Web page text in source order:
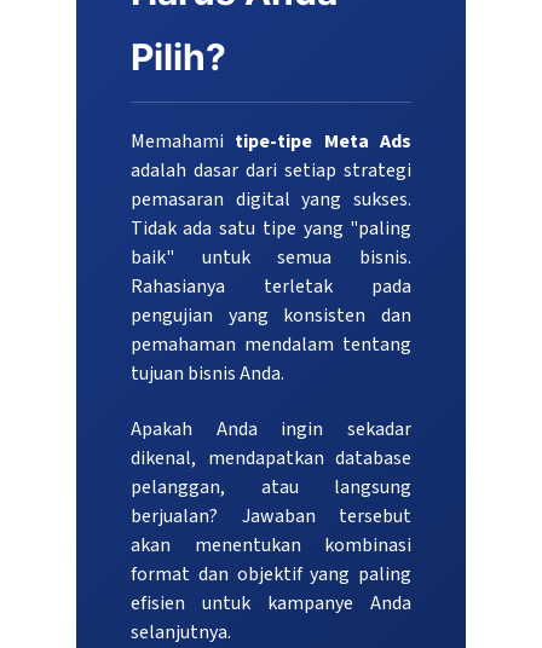
Pilih?
Memahami tipe-tipe Meta Ads
adalah dasar dari setiap strategi
pemasaran digital yang sukses.
Tidak ada satu tipe yang "paling
baik" untuk semua bisnis.
Rahasianya terletak pada
pengujian yang konsisten dan
pemahaman mendalam tentang
tujuan bisnis Anda.
Apakah Anda ingin sekadar
dikenal, mendapatkan database
pelanggan, atau langsung
berjualan? Jawaban tersebut
akan menentukan kombinasi
format dan objektif yang paling
efisien untuk kampanye Anda
selanjutnya.